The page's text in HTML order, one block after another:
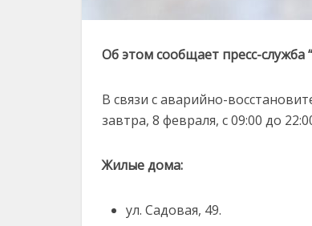
Об этом сообщает пресс-служба
В связи с аварийно-
завтра, 8 февраля, с 09:00 до
Жилые дома:
ул. Садовая, 49.